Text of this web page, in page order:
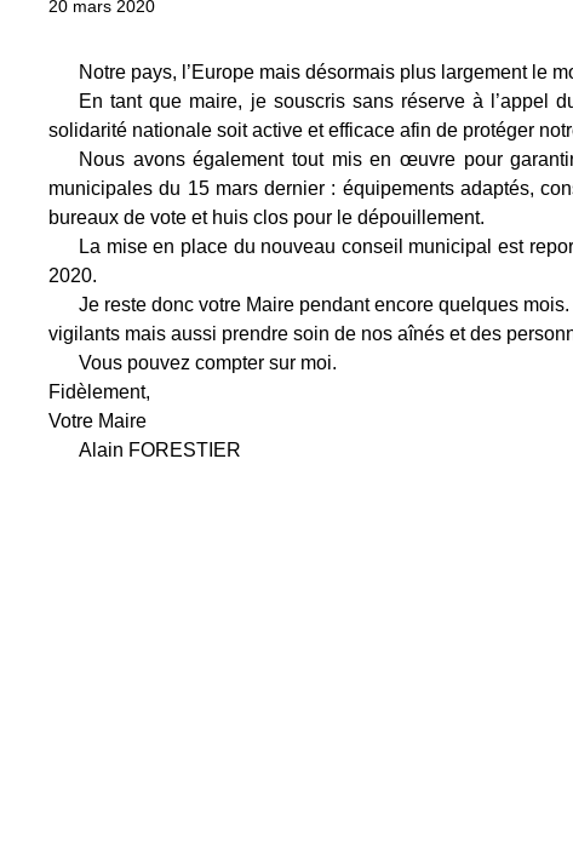
20 mars 2020
Notre pays, l’Europe mais désormais plus largement le
En tant que maire, je souscris sans réserve à
solidarité nationale soit active et efficace afin de protéger
Nous avons également tout mis en œuvre pour
municipales du 15 mars dernier : équipements adaptés,
bureaux de vote et huis clos pour le dépouillement.
La mise en place du nouveau conseil municipal est
2020.
Je reste donc votre Maire pendant encore quelques
vigilants mais aussi prendre soin de nos aînés et des
Vous pouvez compter sur moi.
Fidèlement,
Votre Maire
Alain FORESTIER